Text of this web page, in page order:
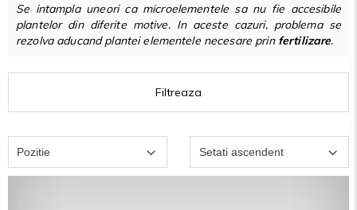
Se intampla uneori ca microelementele sa nu fie accesibile
plantelor din diferite motive. In aceste cazuri, problema se
rezolva aducand plantei elementele necesare prin fertilizare.
Filtreaza